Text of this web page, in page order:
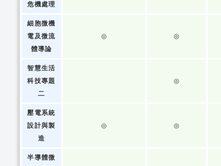
危機處理
細胞微機
電及微流
體導論
◎ ◎
智慧生活
科技專題
二
◎
壓電系統
設計與製
造
◎ ◎
半導體微